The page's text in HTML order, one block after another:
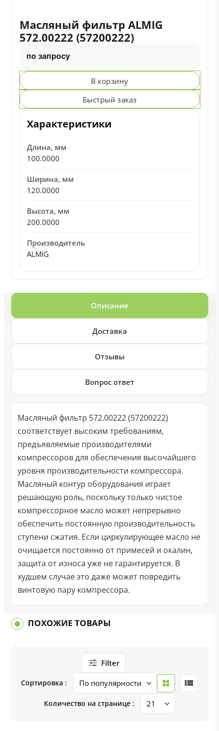
Масляный фильтр ALMIG
572.00222 (57200222)
по запросу
В корзину
Быстрый заказ
Характеристики
Длина, мм
100.0000
Ширина, мм
120.0000
Высота, мм
200.0000
Производитель
ALMIG
Описание
Доставка
Отзывы
Вопрос ответ
Масляный фильтр 572.00222 (57200222)
соответствует высоким требованиям,
предъявляемые производителями
компрессоров для обеспечения высочайшего
уровня производительности компрессора.
Масляный контур оборудования играет
решающую роль, поскольку только чистое
компрессорное масло может непрерывно
обеспечить постоянную производительность
ступени сжатия. Если циркулирующее масло не
очищается постоянно от примесей и окалин,
защита от износа уже не гарантируется. В
худшем случае это даже может повредить
винтовую пару компрессора.
ПОХОЖИЕ ТОВАРЫ
Filter
Сортировка :
Количество на странице :